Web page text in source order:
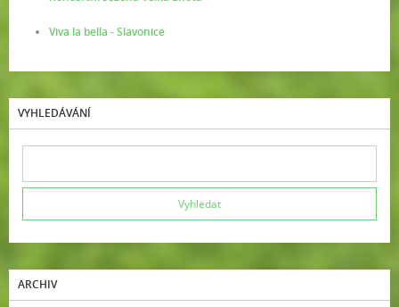
Viva la bella - Slavonice
VYHLEDÁVÁNÍ
ARCHIV